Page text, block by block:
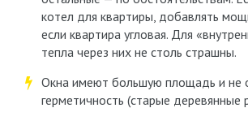
котел для квартиры, добавлять
если квартира угловая. Для
тепла через них не столь страшны.
Окна имеют большую площадь и не
герметичность (старые деревянные